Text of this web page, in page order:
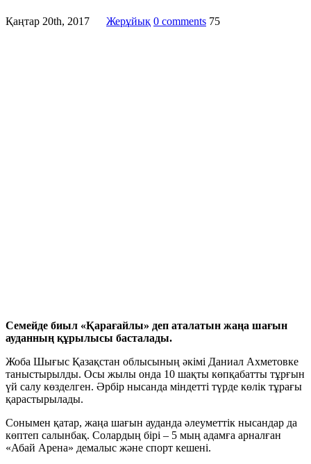
Қаңтар 20th, 2017 Жерұйық 0 comments 75
Семейде биыл «Қарағайлы» деп аталатын жаңа шағын
ауданның құрылысы басталады.
Жоба Шығыс Қазақстан облысының әкімі Даниал Ахметовке
таныстырылды. Осы жылы онда 10 шақты көпқабатты тұрғын
үй салу көзделген. Әрбір нысанда міндетті түрде көлік тұрағы
қарастырылады.
Сонымен қатар, жаңа шағын ауданда әлеуметтік нысандар да
көптеп салынбақ. Солардың бірі – 5 мың адамға арналған
«Абай Арена» демалыс және спорт кешені.